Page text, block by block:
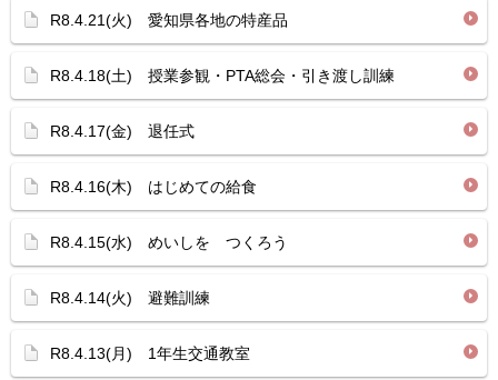
R8.4.21(火) 愛知県各地の特産品
R8.4.18(土) 授業参観・PTA総会・引き渡し訓練
R8.4.17(金) 退任式
R8.4.16(木) はじめての給食
R8.4.15(水) めいしを つくろう
R8.4.14(火) 避難訓練
R8.4.13(月) 1年生交通教室